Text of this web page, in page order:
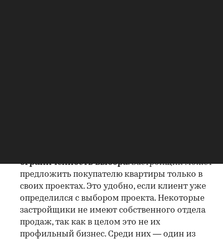
ограниченность выбора. Застройщик может
предложить покупателю квартиры только в
своих проектах. Это удобно, если клиент уже
определился с выбором проекта. Некоторые
застройщики не имеют собственного отдела
продаж, так как в целом это не их
профильный бизнес. Среди них — один из